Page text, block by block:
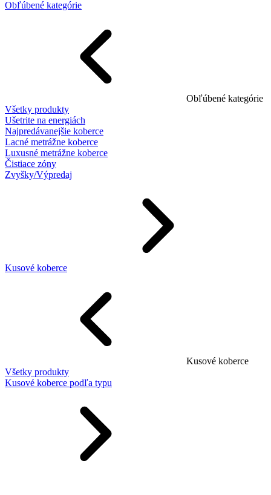
Obľúbené kategórie
Obľúbené kategórie
Všetky produkty
Ušetrite na energiách
Najpredávanejšie koberce
Lacné metrážne koberce
Luxusné metrážne koberce
Čistiace zóny
Zvyšky/Výpredaj
Kusové koberce
Kusové koberce
Všetky produkty
Kusové koberce podľa typu